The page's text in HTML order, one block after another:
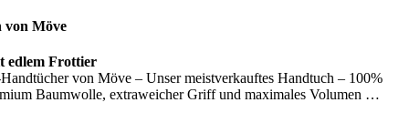
von Möve
edlem Frottier
von Möve – Unser meistverkauftes Handtuch – 100%
Baumwolle, extraweicher Griff und maximales Volumen …